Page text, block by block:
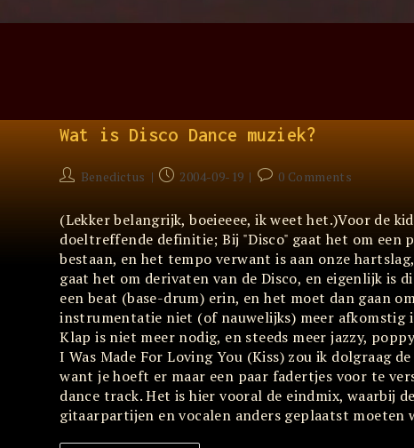
to
Wat is Disco Dance muziek?
PostBenedictus
Post2004-09-19
Post0 Comments
(Lekker belangrijk, boeieeee, ik weet het.)Voor de
doeltreffende definitie; Bij "Disco" gaat het om
bestaan, en het tempo verwant is aan onze
gaat het om derivaten van de Disco, en eigenlijk is
een beat (base-drum) erin, en het moet dan gaan
instrumentatie niet (of nauwelijks) meer afkomstig
Klap is niet meer nodig, en steeds meer jazzy,
I Was Made For Loving You (Kiss) zou ik dolgraag
want je hoeft er maar een paar fadertjes voor te
dance track. Het is hier vooral de eindmix, waarbij
gitaarpartijen en vocalen anders geplaatst moeten